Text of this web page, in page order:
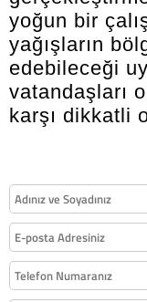
yoğun bir
yağışların
edebileceği
vatandaşları
karşı dikkatli